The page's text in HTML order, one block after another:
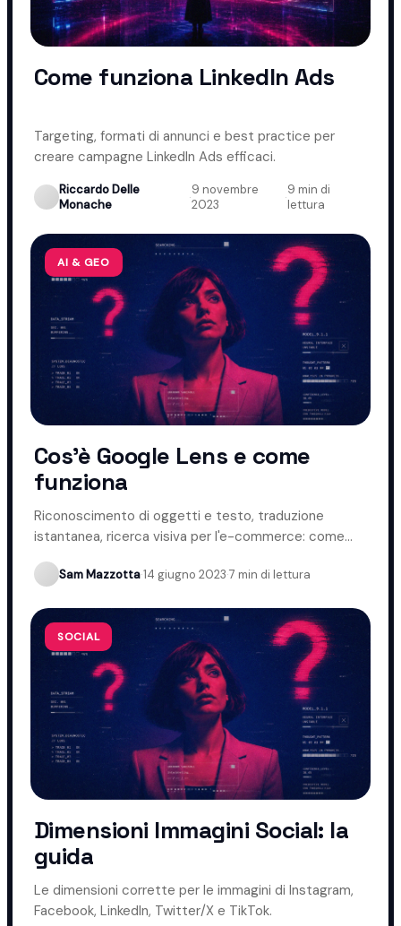
Come funziona LinkedIn Ads
Targeting, formati di annunci e best practice per
creare campagne LinkedIn Ads efficaci.
Riccardo Delle
Monache
·9 novembre
2023
·9 min di
lettura
AI & GEO
Cos'è Google Lens e come
funziona
Riconoscimento di oggetti e testo, traduzione
istantanea, ricerca visiva per l'e-commerce: come
funziona Google Lens.
Sam Mazzotta·14 giugno 2023·7 min di lettura
SOCIAL
Dimensioni Immagini Social: la
guida
Le dimensioni corrette per le immagini di Instagram,
Facebook, LinkedIn, Twitter/X e TikTok.